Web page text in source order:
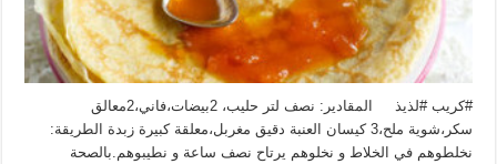
#كريب #لذيذ المقادير: نصف لتر حليب، 2بيضات،فاني،2معالق
سكر،شوية ملح،3 كيسان العنبة دقيق مغربل،معلقة كبيرة زبدة الطريقة:
نخلطوهم في الخلاط و نخلوهم يرتاح نصف ساعة و نطيبوهم.بالصحة